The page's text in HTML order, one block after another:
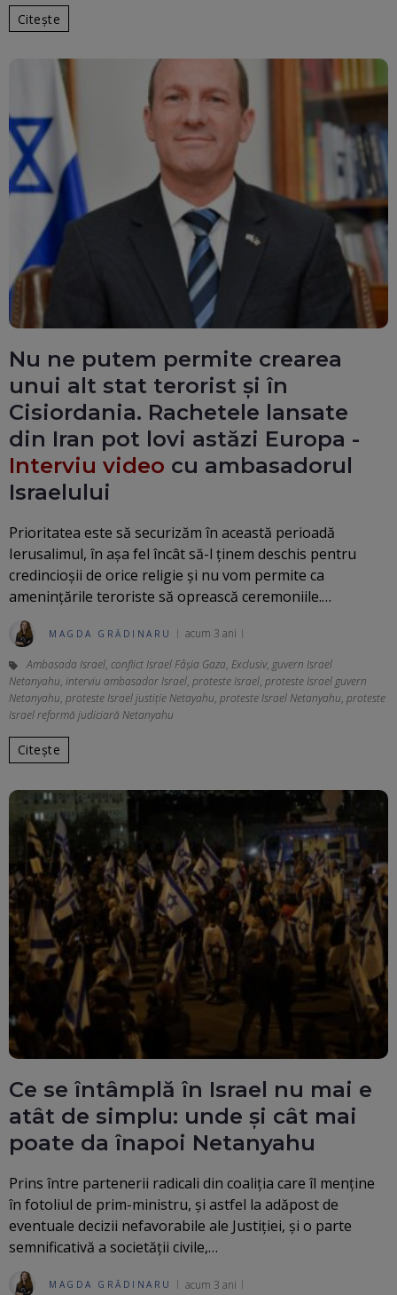
Citește
Nu ne putem permite crearea
unui alt stat terorist și în
Cisiordania. Rachetele lansate
din Iran pot lovi astăzi Europa -
Interviu video cu ambasadorul
Israelului
Prioritatea este să securizăm în această perioadă
Ierusalimul, în așa fel încât să-l ținem deschis pentru
credincioșii de orice religie și nu vom permite ca
amenințările teroriste să oprească ceremoniile.…
MAGDA GRĂDINARU acum 3 ani
Ambasada Israel, conflict Israel Fâșia Gaza, Exclusiv, guvern Israel
Netanyahu, interviu ambasador Israel, proteste Israel, proteste Israel guvern
Netanyahu, proteste Israel justiție Netayahu, proteste Israel Netanyahu, proteste
Israel reformă judiciară Netanyahu
Citește
Ce se întâmplă în Israel nu mai e
atât de simplu: unde și cât mai
poate da înapoi Netanyahu
Prins între partenerii radicali din coaliția care îl menține
în fotoliul de prim-ministru, și astfel la adăpost de
eventuale decizii nefavorabile ale Justiției, și o parte
semnificativă a societății civile,…
MAGDA GRĂDINARU acum 3 ani